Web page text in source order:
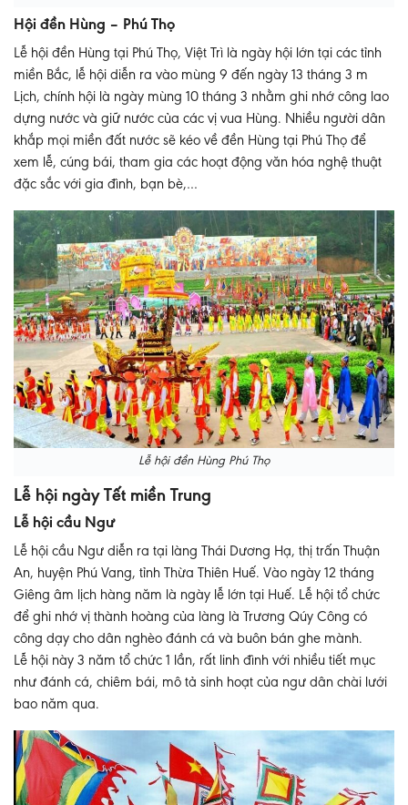
Hội đền Hùng – Phú Thọ
Lễ hội đền Hùng tại Phú Thọ, Việt Trì là ngày hội lớn tại các tỉnh
miền Bắc, lễ hội diễn ra vào mùng 9 đến ngày 13 tháng 3 m
Lịch, chính hội là ngày mùng 10 tháng 3 nhằm ghi nhớ công lao
dựng nước và giữ nước của các vị vua Hùng. Nhiều người dân
khắp mọi miền đất nước sẽ kéo về đền Hùng tại Phú Thọ để
xem lễ, cúng bái, tham gia các hoạt động văn hóa nghệ thuật
đặc sắc với gia đình, bạn bè,…
Lễ hội đền Hùng Phú Thọ
Lễ hội ngày Tết miền Trung
Lễ hội cầu Ngư
Lễ hội cầu Ngư diễn ra tại làng Thái Dương Hạ, thị trấn Thuận
An, huyện Phú Vang, tỉnh Thừa Thiên Huế. Vào ngày 12 tháng
Giêng âm lịch hàng năm là ngày lễ lớn tại Huế. Lễ hội tổ chức
để ghi nhớ vị thành hoàng của làng là Trương Qúy Công có
công dạy cho dân nghèo đánh cá và buôn bán ghe mành.
Lễ hội này 3 năm tổ chức 1 lần, rất linh đình với nhiều tiết mục
như đánh cá, chiêm bái, mô tả sinh hoạt của ngư dân chài lưới
bao năm qua.